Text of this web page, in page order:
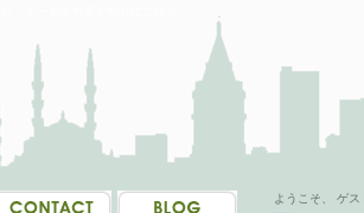
ようこそ、 ゲス